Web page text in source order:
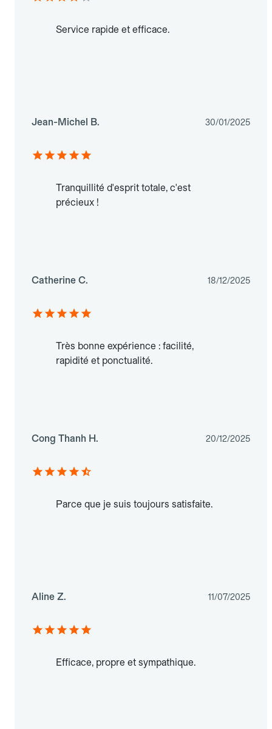
Service rapide et efficace.
Jean-Michel B. 30/01/2025
Tranquillité d'esprit totale, c'est
précieux !
Catherine C. 18/12/2025
Très bonne expérience : facilité,
rapidité et ponctualité.
Cong Thanh H. 20/12/2025
Parce que je suis toujours satisfaite.
Aline Z. 11/07/2025
Efficace, propre et sympathique.